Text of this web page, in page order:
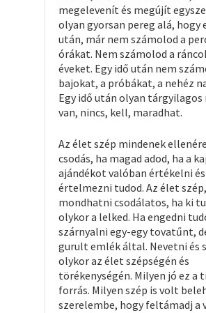
megelevenít és megújít
olyan gyorsan pereg alá, hogy
után, már nem számolod a
órákat. Nem számolod a
éveket. Egy idő után nem
bajokat, a próbákat, a nehéz
Egy idő után olyan tárgyilagos
van, nincs, kell, maradhat.
Az élet szép mindenek
csodás, ha magad adod, ha a
ajándékot valóban értékelni és
értelmezni tudod. Az élet szép,
mondhatni csodálatos, ha ki
olykor a lelked. Ha engedni
szárnyalni egy-egy tovatűnt,
gurult emlék által. Nevetni és
olykor az élet szépségén és
törékenységén. Milyen jó ez a
forrás. Milyen szép is volt
szerelembe, hogy feltámadj a